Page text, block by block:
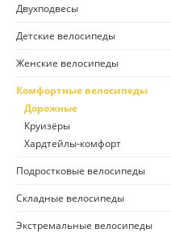
Двухподвесы
Детские велосипеды
Женские велосипеды
Комфортные велосипеды
Дорожные
Круизёры
Хардтейлы-комфорт
Подростковые велосипеды
Складные велосипеды
Экстремальные велосипеды